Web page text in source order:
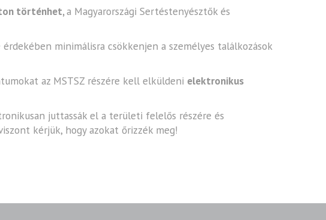
történhet,a Magyarországi Sertéstenyésztők és
minimálisra csökkenjen a személyes találkozások
az MSTSZ részére kell elküldeni elektronikus
juttassák el a területi felelős részére és
kérjük, hogy azokat őrizzék meg!